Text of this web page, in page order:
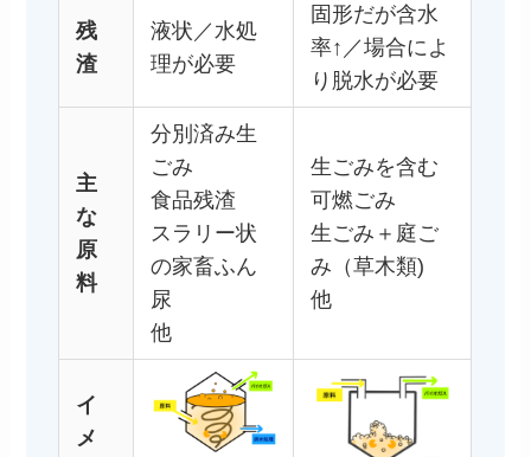
残
渣
液状／水処
理が必要
固形だが含水
率↑／場合によ
り脱水が必要
主
な
原
料
分別済み生
ごみ
食品残渣
スラリー状
の家畜ふん
尿
他
生ごみを含む
可燃ごみ
生ごみ＋庭ご
み（草木類)
他
イ
メ